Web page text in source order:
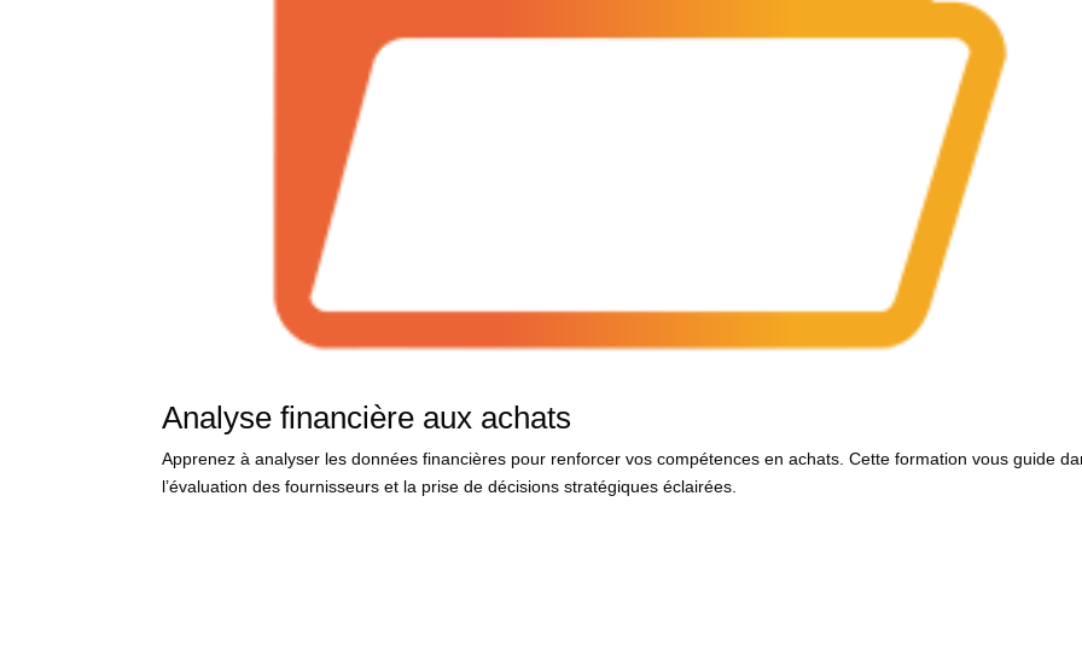
Analyse financière aux achats
Apprenez à analyser les données financières pour renforcer vos compétences en achats. Cette formation vous guide
l’évaluation des fournisseurs et la prise de décisions stratégiques éclairées.